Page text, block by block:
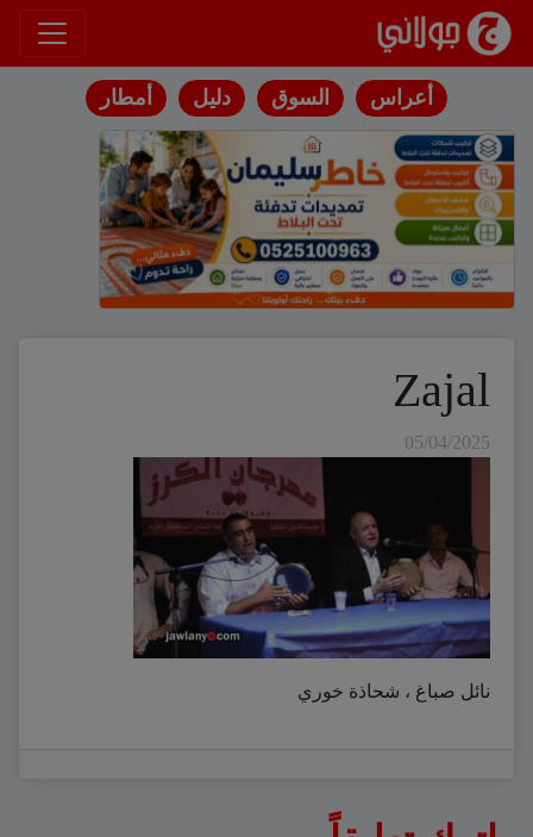
انتقل إلى المحتوى
أعراس السوق دليل أمطار
Zajal
05/04/2025
نائل صباغ ، شحاذة خوري